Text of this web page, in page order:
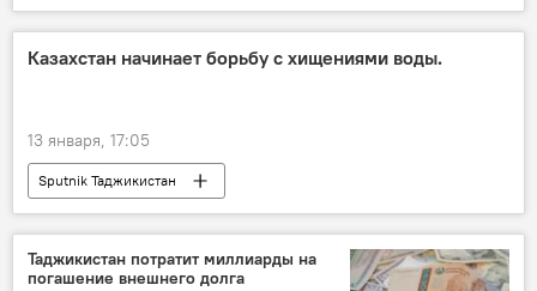
Казахстан начинает борьбу с хищениями воды.
13 января, 17:05
Sputnik Таджикистан
Таджикистан потратит миллиарды на
погашение внешнего долга